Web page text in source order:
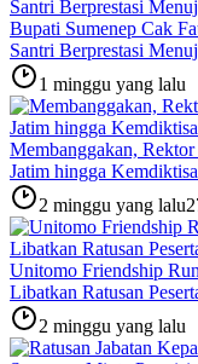
Bupati Sumenep Cak
Santri Berprestasi
1 minggu yang lalu
Membanggakan,
Jatim hingga
2 minggu yang lalu
Unitomo Friendship
Libatkan Ratusan
2 minggu yang lalu